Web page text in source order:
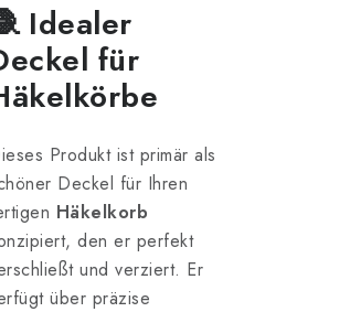
Idealer
für
Produkt ist primär als
Deckel für Ihren
Häkelkorb
den er perfekt
und verziert. Er
über präzise